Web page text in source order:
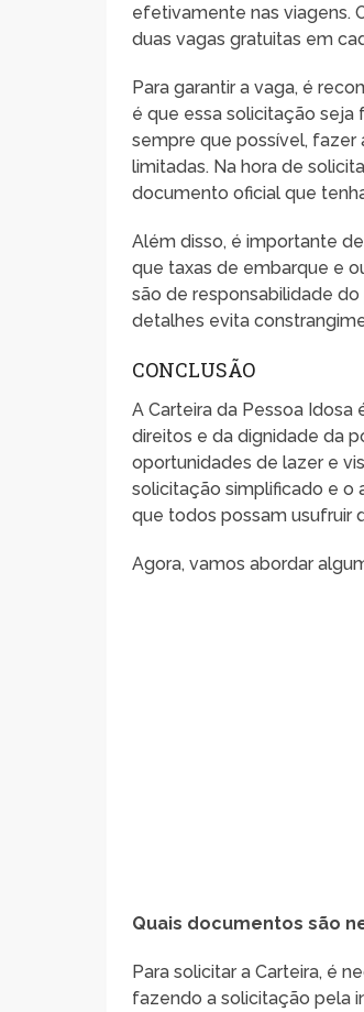
efetivamente nas viagens.
duas vagas gratuitas em
Para garantir a vaga, é
é que essa solicitação seja
sempre que possível, fazer
limitadas. Na hora de
documento oficial que
Além disso, é importante
que taxas de embarque e
são de responsabilidade
detalhes evita
CONCLUSÃO
A Carteira da Pessoa
direitos e da dignidade da
oportunidades de lazer e
solicitação simplificado e o
que todos possam usufruir
Agora, vamos abordar
Quais documentos são
Para solicitar a Carteira, é
fazendo a solicitação pela